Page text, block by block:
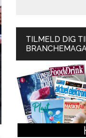
TILMELD DIG